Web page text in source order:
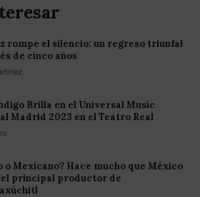
rompe el silencio: un regreso triunfal
de cinco años
Brilla en el Universal Music
Madrid 2023 en el Teatro Real
o Mexicano? Hace mucho que México
el principal productor de